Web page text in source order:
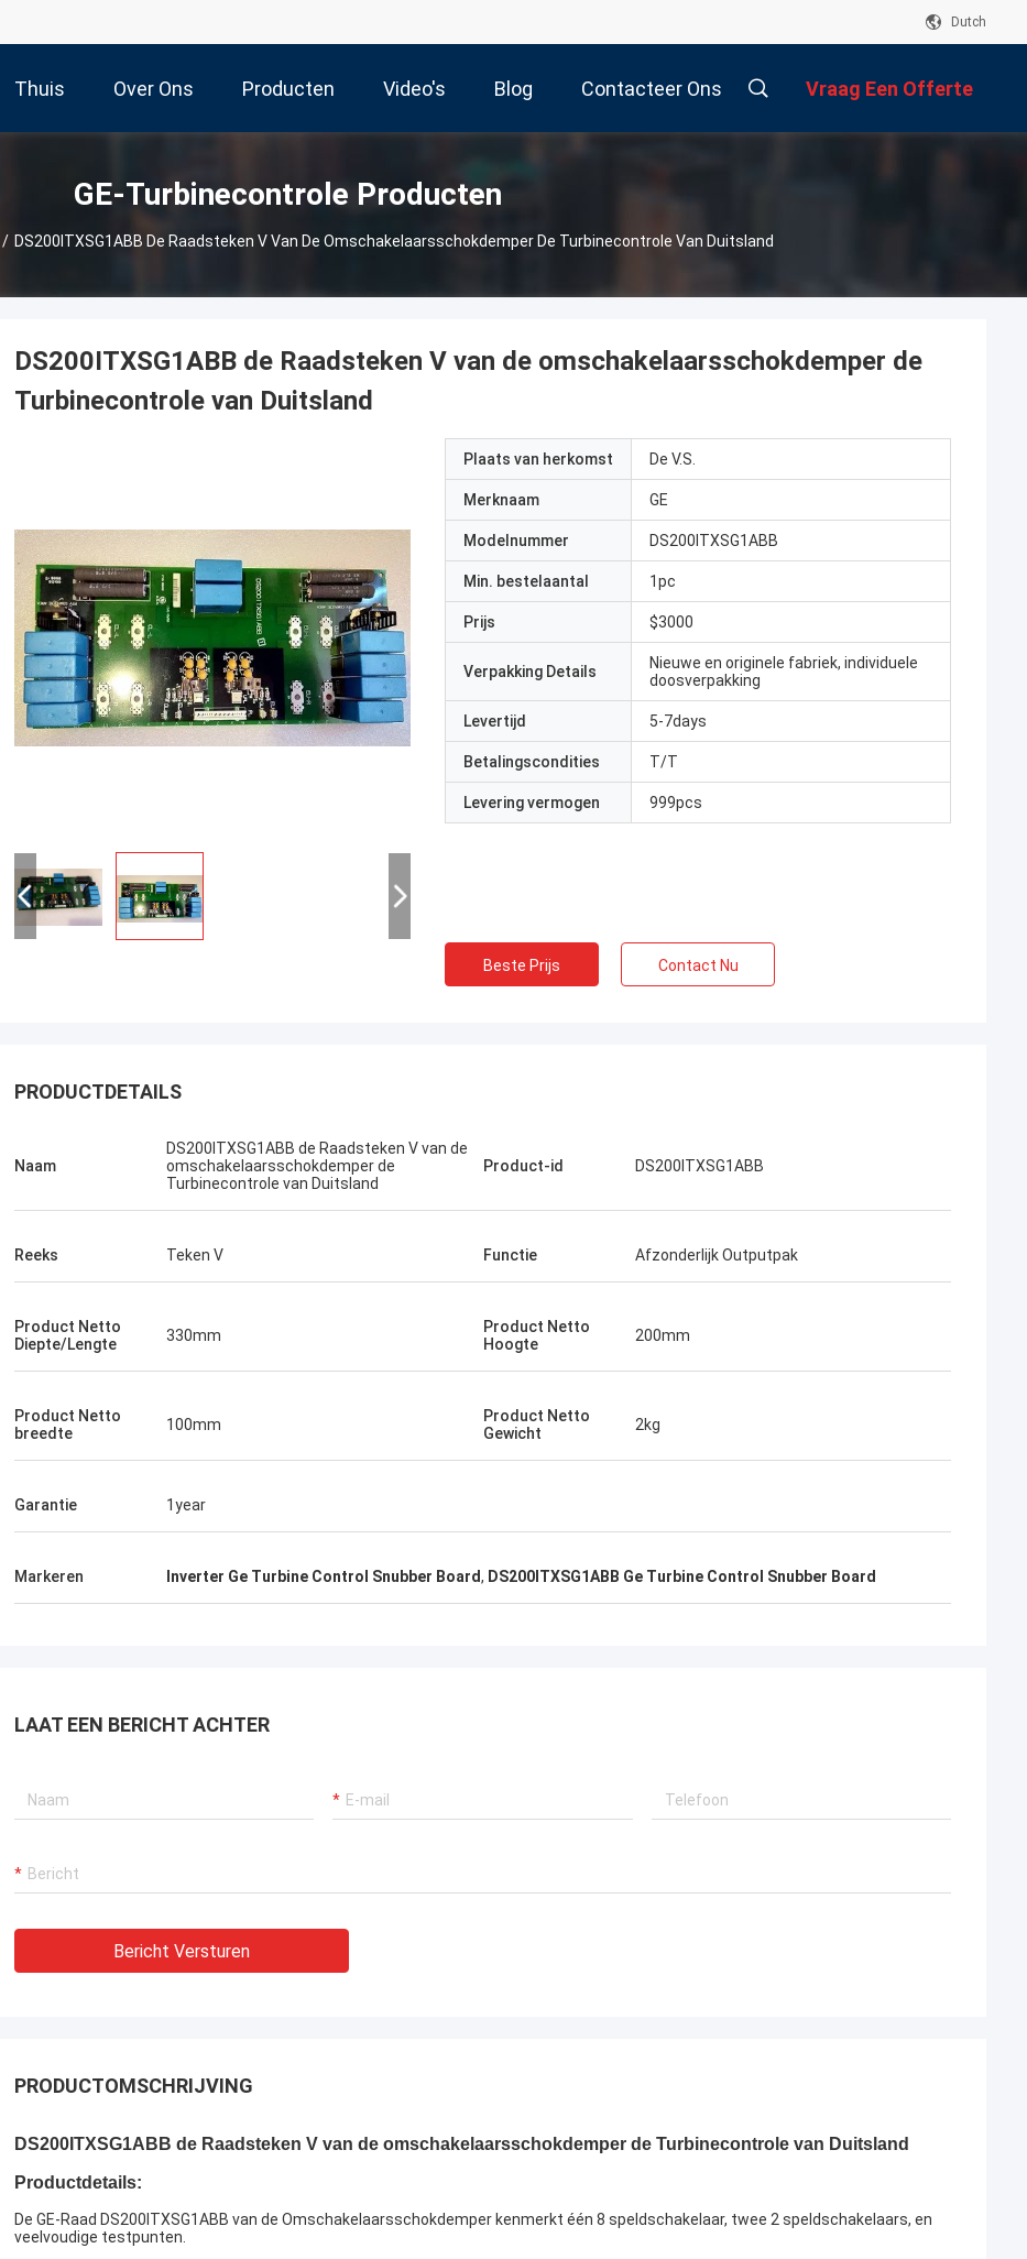
Dutch
Thuis Over Ons Producten Video's Blog Contacteer Ons Vraag Een Offerte
GE-Turbinecontrole Producten
/ DS200ITXSG1ABB De Raadsteken V Van De Omschakelaarsschokdemper De Turbinecontrole Van Duitsland
Bruno Nascimento
Dank u voor uw voortdurende hulp en
steun bij het leveren van hoogwaardige en
DS200ITXSG1ABB de Raadsteken V van de omschakelaarsschokdemper de
Turbinecontrole van Duitsland
Plaats van herkomst De V.S.
Merknaam GE
Modelnummer DS200ITXSG1ABB
Min. bestelaantal 1pc
Prijs $3000
Verpakking Details
Nieuwe en originele fabriek, individuele
doosverpakking
Levertijd 5-7days
Betalingscondities T/T
Levering vermogen 999pcs
Beste Prijs Contact Nu
PRODUCTDETAILS
Naam
DS200ITXSG1ABB de Raadsteken V van de
omschakelaarsschokdemper de
Turbinecontrole van Duitsland
Product-id DS200ITXSG1ABB
Reeks Teken V Functie Afzonderlijk Outputpak
Product Netto
Diepte/Lengte
330mm
Product Netto
Hoogte
200mm
Product Netto
breedte
100mm
Product Netto
Gewicht
2kg
Garantie 1year
Markeren Inverter Ge Turbine Control Snubber Board, DS200ITXSG1ABB Ge Turbine Control Snubber Board
LAAT EEN BERICHT ACHTER
Bericht Versturen
PRODUCTOMSCHRIJVING
DS200ITXSG1ABB de Raadsteken V van de omschakelaarsschokdemper de Turbinecontrole van Duitsland
Productdetails:
De GE-Raad DS200ITXSG1ABB van de Omschakelaarsschokdemper kenmerkt één 8 speldschakelaar, twee 2 speldschakelaars, en
veelvoudige testpunten.